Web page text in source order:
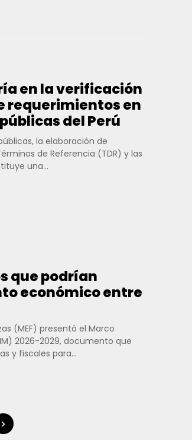
en la verificación
requerimientos en
del Perú
la elaboración de
de Referencia (TDR) y las
una...
que podrían
económico entre
(MEF) presentó el Marco
2026-2029, documento que
y fiscales para...